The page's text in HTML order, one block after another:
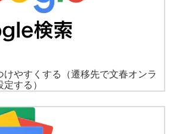
けやすくする
（遷移先で文春オンラ
する）